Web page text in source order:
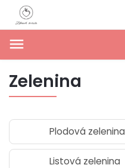
Zelenina
Plodová zelenina
Listová zelenina